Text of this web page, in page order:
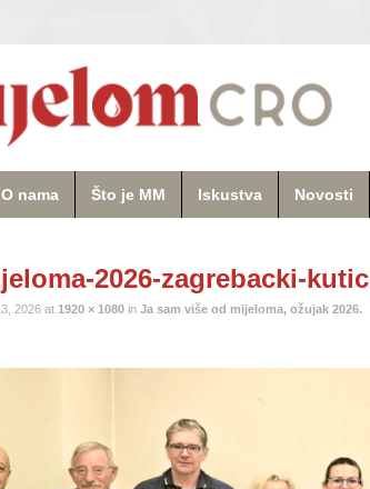
O nama Što je MM Iskustva Novosti
2026-zagrebacki-kutic
2026 at 1920 × 1080 in Ja sam više od mijeloma, ožujak 2026.